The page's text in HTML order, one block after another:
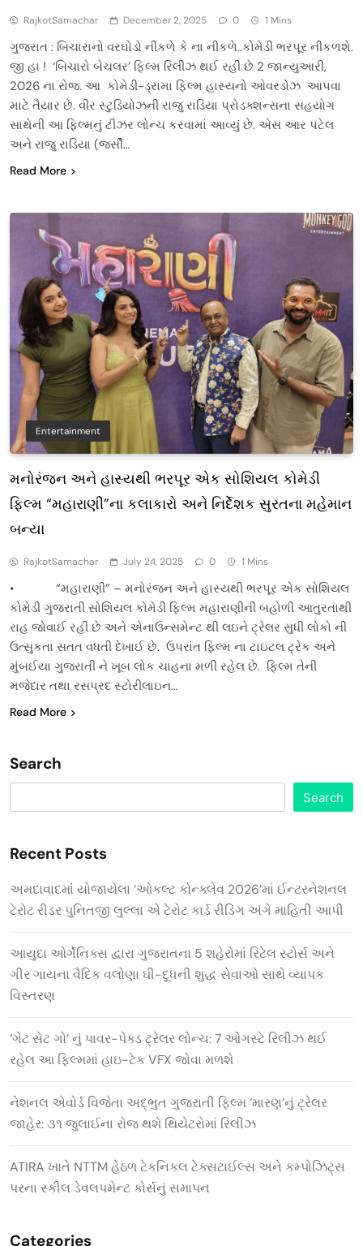
RajkotSamachar December 2, 2025 0 1 Mins
ગુજરાત : બિચારાનો વરઘોડો નીકળે કે ના નીકળે..કોમેડી ભરપૂર નીકળશે.
જી હા ! ‘બિચારો બેચલર’ ફિલ્મ રિલીઝ થઈ રહી છે 2 જાન્યુઆરી,
2026 ના રોજ. આ કોમેડી-ડ્રામા ફિલ્મ હાસ્યનો ઓવરડોઝ આપવા
માટે તૈયાર છે. વીર સ્ટુડિયોઝની રાજુ રાડિયા પ્રોડક્શન્સના સહયોગ
સાથેની આ ફિલ્મનું ટીઝર લોન્ચ કરવામાં આવ્યું છે. એસ આર પટેલ
અને રાજુ રાડિયા (જર્સી…
Read More
Entertainment
મનોરંજન અને હાસ્યથી ભરપૂર એક સોશિયલ કોમેડી
ફિલ્મ “મહારાણી”ના કલાકારો અને નિર્દેશક સુરતના મહેમાન
બન્યા
RajkotSamachar July 24, 2025 0 1 Mins
• “મહારાણી” – મનોરંજન અને હાસ્યથી ભરપૂર એક સોશિયલ
કોમેડી ગુજરાતી સોશિયલ કોમેડી ફિલ્મ મહારાણીની બહોળી આતુરતાથી
રાહ જોવાઈ રહી છે અને એનાઉન્સમેન્ટ થી લઇને ટ્રેલર સુધી લોકો ની
ઉત્સુકતા સતત વધતી દેખાઈ છે. ઉપરાંત ફિલ્મ ના ટાઇટલ ટ્રેક અને
મુંબઈયા ગુજરાતી ને ખૂબ લોક ચાહના મળી રહેલ છે. ફિલ્મ તેની
મજેદાર તથા રસપ્રદ સ્ટોરીલાઇન…
Read More
Search
Search
Recent Posts
અમદાવાદમાં યોજાયેલા ‘ઓકલ્ટ કોન્ક્લેવ 2026’માં ઈન્ટરનેશનલ
ટેરોટ રીડર પુનિતજી લુલ્લા એ ટેરોટ કાર્ડ રીડિંગ અંગે માહિતી આપી
આયુદા ઓર્ગેનિક્સ દ્વારા ગુજરાતના 5 શહેરોમાં રિટેલ સ્ટોર્સ અને
ગીર ગાયના વૈદિક વલોણા ઘી-દૂધની શુદ્ધ સેવાઓ સાથે વ્યાપક
વિસ્તરણ
‘ગેટ સેટ ગો’ નું પાવર-પેક્ડ ટ્રેલર લોન્ચ: 7 ઓગસ્ટે રિલીઝ થઈ
રહેલ આ ફિલ્મમાં હાઇ-ટેક VFX જોવા મળશે
નેશનલ એવોર્ડ વિજેતા અદ્ભુત ગુજરાતી ફિલ્મ ‘મારણ’નું ટ્રેલર
જાહેર: ૩૧ જુલાઈના રોજ થશે થિયેટરોમાં રિલીઝ
ATIRA ખાતે NTTM હેઠળ ટેકનિકલ ટેક્સટાઈલ્સ અને કમ્પોઝિટ્સ
પરના સ્કીલ ડેવલપમેન્ટ કોર્સનું સમાપન
Categories